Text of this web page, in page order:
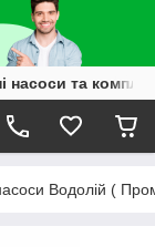
насоси та
Водолій (